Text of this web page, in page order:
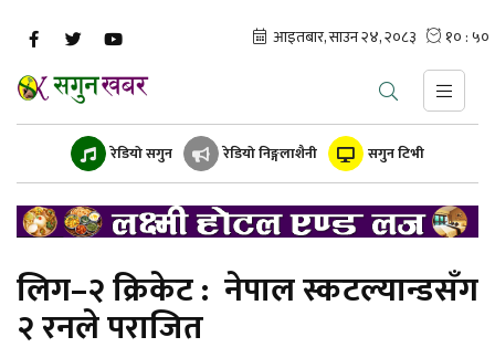
रेडियो सगुन रेडियो निङ्गलाशैनी सगुन टिभी
लिग–२ क्रिकेट : नेपाल स्कटल्यान्डसँग
२ रनले पराजित